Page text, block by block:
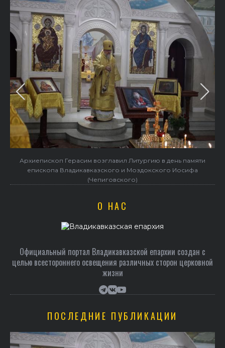
Архиепископ Герасим возглавил Литургию в день памяти
епископа Владикавказского и Моздокского Иосифа
(Чепиговского)
О НАС
Официальный портал Владикавказской епархии создан c
целью всестороннего освещения различных сторон церковной
жизни
ПОСЛЕДНИЕ ПУБЛИКАЦИИ